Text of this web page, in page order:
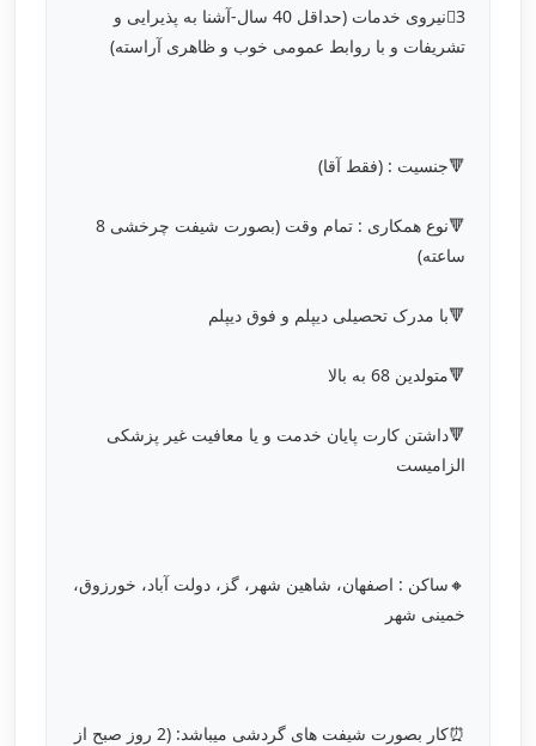
3⃣نیروی خدمات (حداقل 40 سال-آشنا به پذیرایی و
تشریفات و با روابط عمومی خوب و ظاهری آراسته)
🔻جنسیت : (فقط آقا)
🔻نوع همکاری : تمام وقت (بصورت شیفت چرخشی 8
ساعته)
🔻با مدرک تحصیلی دیپلم و فوق دیپلم
🔻متولدین 68 به بالا
🔻داشتن کارت پایان خدمت و یا معافیت غیر پزشکی
الزامیست
🔸ساکن : اصفهان، شاهین شهر، گز، دولت آباد، خورزوق،
خمینی شهر
⏰کار بصورت شیفت های گردشی میباشد: (2 روز صبح از